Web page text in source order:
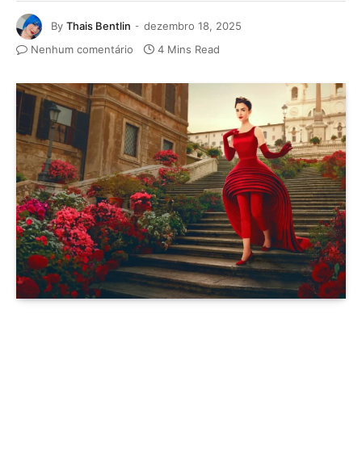
By Thais Bentlin
dezembro 18, 2025
Nenhum comentário
4 Mins Read